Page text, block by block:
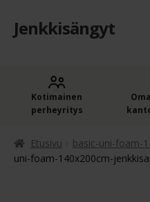
Siirry
navigointiin
Siirry
sisältöön
Jenkkisängyt
Jenkkisängyt
Oheistuotteet
Kotimainen
perheyritys
Etusivu basic-uni-foam-
uni-foam-140x200cm-